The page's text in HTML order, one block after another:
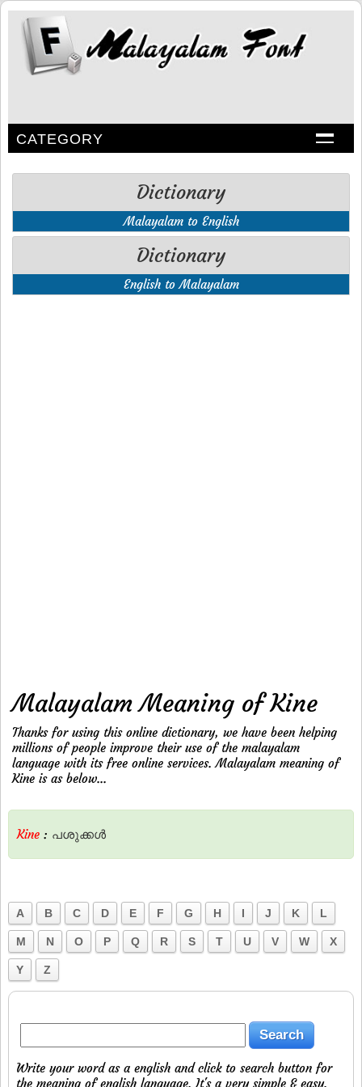
CATEGORY
Dictionary
Malayalam to English
Dictionary
English to Malayalam
Malayalam Meaning of Kine
Thanks for using this online dictionary, we have been helping
millions of people improve their use of the malayalam
language with its free online services. Malayalam meaning of
Kine is as below...
Kine : പശുക്കള്‍
A B C D E F G H I J K L
M N O P Q R S T U V W X
Y Z
Write your word as a english and click to search button for
the meaning of english language. It's a very simple & easy.